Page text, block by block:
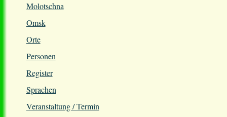
Molotschna
Omsk
Orte
Personen
Register
Sprachen
Veranstaltung / Termin